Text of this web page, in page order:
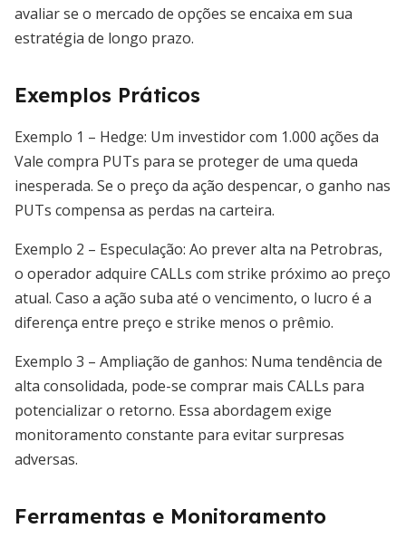
avaliar se o mercado de opções se encaixa em sua
estratégia de longo prazo.
Exemplos Práticos
Exemplo 1 – Hedge: Um investidor com 1.000 ações da
Vale compra PUTs para se proteger de uma queda
inesperada. Se o preço da ação despencar, o ganho nas
PUTs compensa as perdas na carteira.
Exemplo 2 – Especulação: Ao prever alta na Petrobras,
o operador adquire CALLs com strike próximo ao preço
atual. Caso a ação suba até o vencimento, o lucro é a
diferença entre preço e strike menos o prêmio.
Exemplo 3 – Ampliação de ganhos: Numa tendência de
alta consolidada, pode-se comprar mais CALLs para
potencializar o retorno. Essa abordagem exige
monitoramento constante para evitar surpresas
adversas.
Ferramentas e Monitoramento